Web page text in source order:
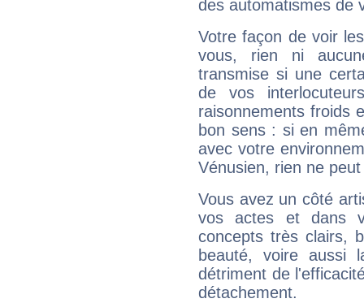
des automatismes de
Votre façon de voir
vous, rien ni
transmise si une
de vos
raisonnements froids
bon sens : si en
avec votre
Vénusien, rien ne
Vous avez un côté
vos actes et dans
concepts très clairs,
beauté, voire aussi
détriment de
détachement.